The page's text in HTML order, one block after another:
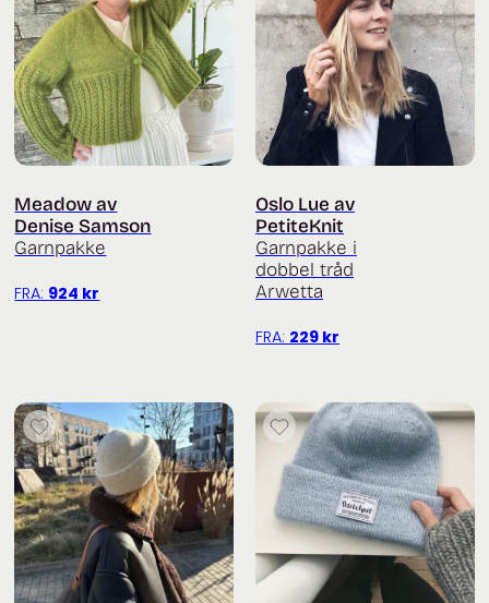
Meadow av
Denise Samson
Garnpakke
FRA: 924 kr
Oslo Lue av
PetiteKnit
Garnpakke i
dobbel tråd
Arwetta
FRA: 229 kr